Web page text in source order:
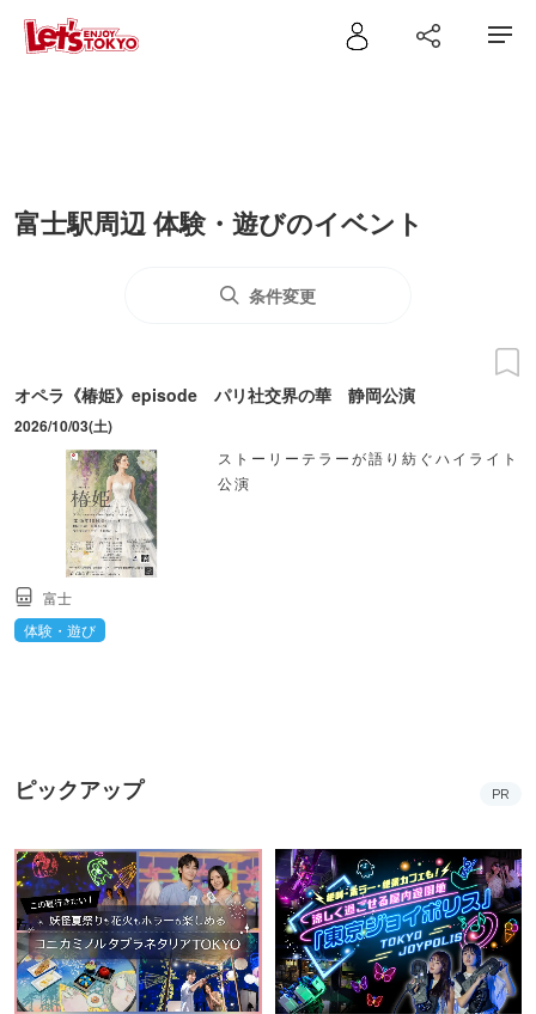
富士駅周辺 体験・遊びのイベント
条件変更
オペラ《椿姫》episode パリ社交界の華 静岡公演
2026/10/03(土)
ストーリーテラーが語り紡ぐハイライト
公演
富士
体験・遊び
ピックアップ PR